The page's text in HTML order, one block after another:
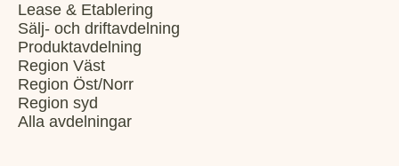
Lease & Etablering
Sälj- och driftavdelning
Produktavdelning
Region Väst
Region Öst/Norr
Region syd
Alla avdelningar